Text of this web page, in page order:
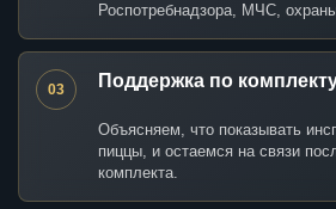
Роспотребнадзора, МЧС,
03 Поддержка по
Объясняем, что показывать
пиццы, и остаемся на связи
комплекта.